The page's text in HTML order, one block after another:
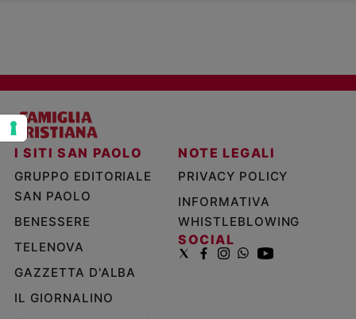
Contatti
Registrati
Redazione
I SITI SAN PAOLO
GRUPPO EDITORIALE
SAN PAOLO
BENESSERE
TELENOVA
GAZZETTA D'ALBA
IL GIORNALINO
NOTE LEGALI
PRIVACY POLICY
INFORMATIVA
WHISTLEBLOWING
SOCIAL